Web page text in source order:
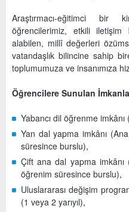
Araştırmacı-eğitimci
öğrencilerimiz, etkili iletişim
alabilen, millî değerleri
vatandaşlık bilincine sahip
toplumumuza ve insanımıza
Öğrencilere Sunulan
Yabancı dil öğrenme imkânı
Yan dal yapma imkânı
süresince burslu),
Çift ana dal yapma imkânı
öğrenim süresince burslu),
Uluslararası değişim
(1 veya 2 yarıyıl),